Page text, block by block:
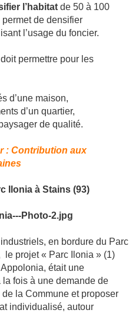
l’habitat de 50 à 100
permet de densifier
l’usage du foncier.
doit permettre pour les
d’une maison,
d’un quartier,
de qualité.
: Contribution aux
Ilonia à Stains (93)
en bordure du Parc
projet « Parc Ilonia » (1)
était une
fois à une demande de
la Commune et proposer
individualisé, autour